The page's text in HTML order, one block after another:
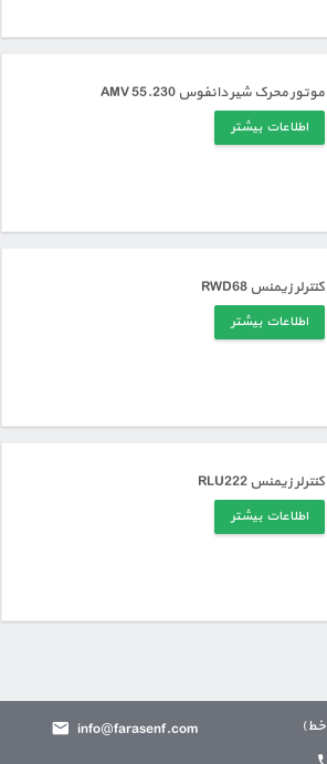
موتور محرک شیر دانفوس AMV 55.230
اطلاعات بیشتر
کنترلر زیمنس RWD68
اطلاعات بیشتر
کنترلر زیمنس RLU222
اطلاعات بیشتر
09232725181 - ( 8 خط)
info@farasenf.com